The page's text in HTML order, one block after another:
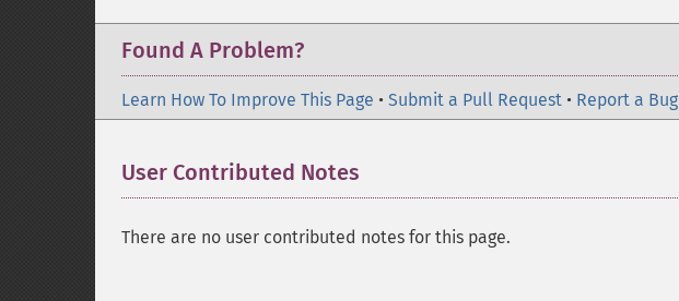
Found A Problem?
Learn How To Improve This Page • Submit a Pull Request • Report a Bug
User Contributed Notes
There are no user contributed notes for this page.